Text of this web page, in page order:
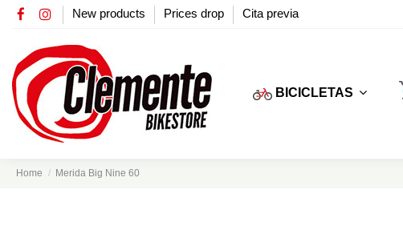
New products Prices drop Cita previa
BICICLETAS
Home Merida Big Nine 60